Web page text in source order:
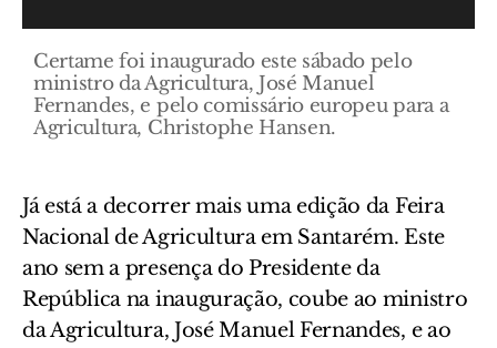
Certame foi inaugurado este sábado pelo
ministro da Agricultura, José Manuel
Fernandes, e pelo comissário europeu para a
Agricultura, Christophe Hansen.
Já está a decorrer mais uma edição da Feira
Nacional de Agricultura em Santarém. Este
ano sem a presença do Presidente da
República na inauguração, coube ao ministro
da Agricultura, José Manuel Fernandes, e ao